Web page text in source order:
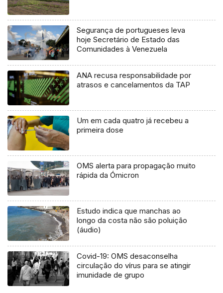
Segurança de portugueses leva
hoje Secretário de Estado das
Comunidades à Venezuela
ANA recusa responsabilidade por
atrasos e cancelamentos da TAP
Um em cada quatro já recebeu a
primeira dose
OMS alerta para propagação muito
rápida da Ómicron
Estudo indica que manchas ao
longo da costa não são poluição
(áudio)
Covid-19: OMS desaconselha
circulação do vírus para se atingir
imunidade de grupo